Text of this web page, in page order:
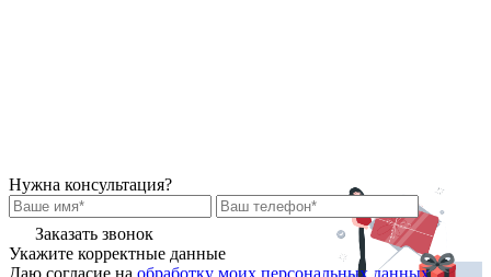
Нужна консультация?
Заказать звонок
Укажите корректные данные
Даю согласие на обработку моих персональных данных